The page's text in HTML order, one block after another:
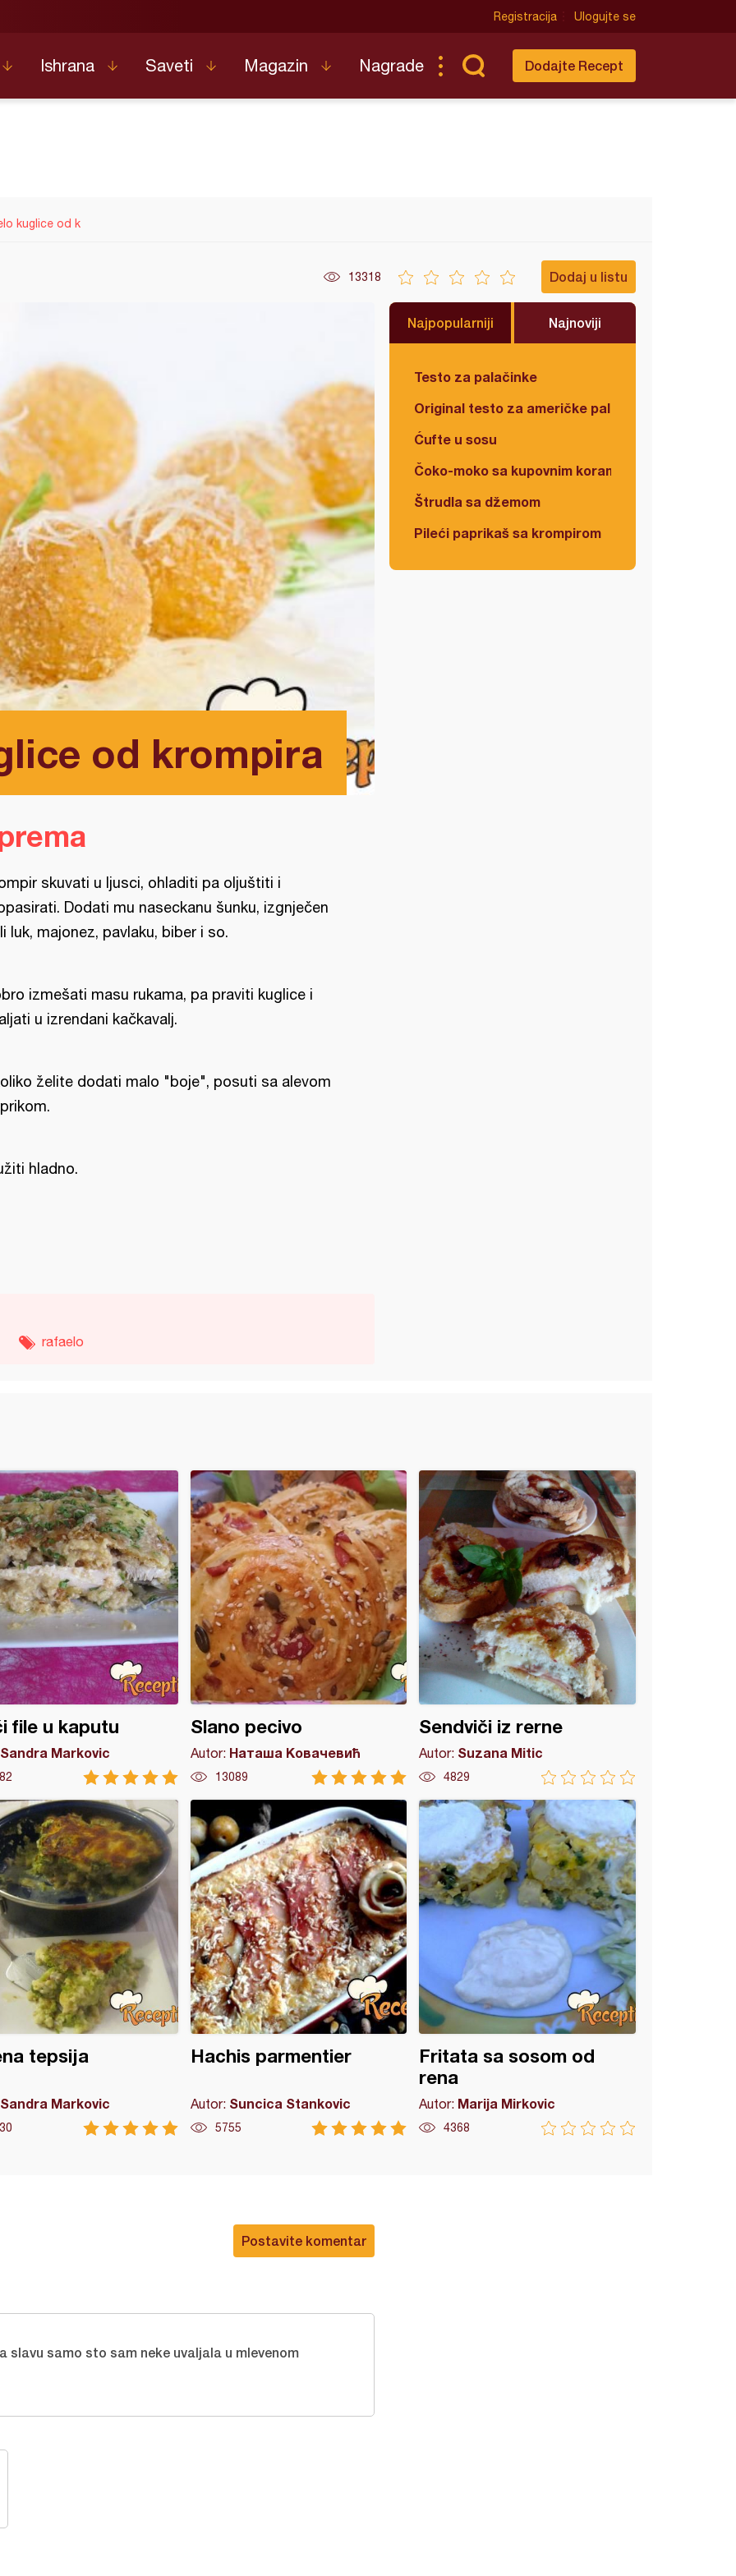
Registracija Ulogujte se
Ishrana Saveti Magazin Nagrade Dodajte Recept
kuglice od k
13318 Dodaj u listu
od krompira
Najpopularniji Najnoviji
Testo za palačinke
Original testo za američke palačinke
Ćufte u sosu
Čoko-moko sa kupovnim korama
Štrudla sa džemom
Pileći paprikaš sa krompirom
skuvati u ljusci, ohladiti pa oljuštiti i
Dodati mu naseckanu šunku, izgnječen
luk, majonez, pavlaku, biber i so.
izmešati masu rukama, pa praviti kuglice i
u izrendani kačkavalj.
želite dodati malo "boje", posuti sa alevom
hladno.
rafaelo
file u kaputu
Sandra Markovic
Slano pecivo
Autor: Наташа Ковачевић
13089
Sendviči iz rerne
Autor: Suzana Mitic
4829
tepsija
Sandra Markovic
Hachis parmentier
Autor: Suncica Stankovic
5755
Fritata sa sosom od
rena
Autor: Marija Mirkovic
4368
Postavite komentar
slavu samo sto sam neke uvaljala u mlevenom